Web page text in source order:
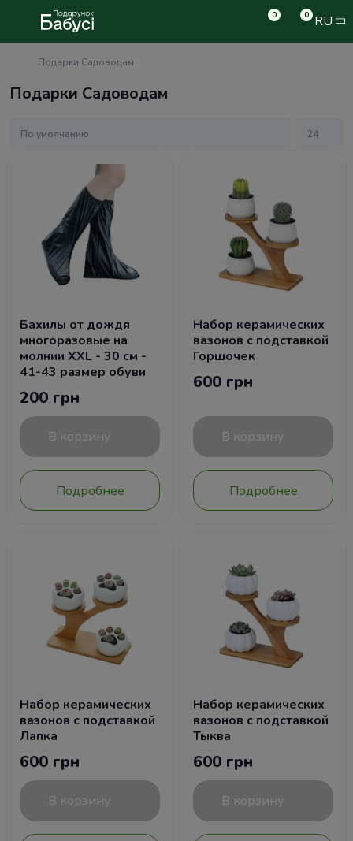
0 0 RU
Подарки Садоводам
Подарки Садоводам
Бахилы от дождя
многоразовые на
молнии ХХL - 30 см -
41-43 размер обуви
200 грн
В корзину
Подробнее
Набор керамических
вазонов с подставкой
Горшочек
600 грн
В корзину
Подробнее
Набор керамических
вазонов с подставкой
Лапка
600 грн
В корзину
Набор керамических
вазонов с подставкой
Тыква
600 грн
В корзину